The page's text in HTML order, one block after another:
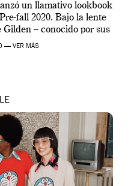
un llamativo lookbook
fall 2020. Bajo la lente
– conocido por sus
[…]
— VER MÁS